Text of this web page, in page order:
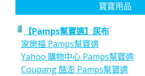
寶寶用品
【Pamps幫寶適】尿布
家樂福 Pamps幫寶適
Yahoo 購物中心 Pamps幫寶適
Coupang 酷澎 Pamps幫寶適